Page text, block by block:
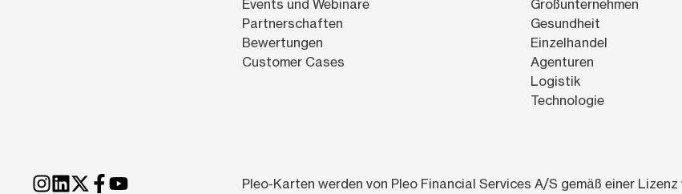
Events und Webinare
Partnerschaften
Bewertungen
Customer Cases
Großunternehmen
Gesundheit
Einzelhandel
Agenturen
Logistik
Technologie
Pleo-Karten werden von Pleo Financial Services A/S gemäß einer